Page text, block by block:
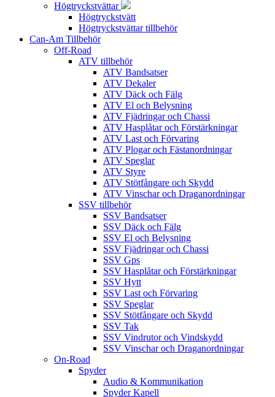
Högtryckstvättar
Högtryckstvätt
Högtryckstvättar tillbehör
Can-Am Tillbehör
Off-Road
ATV tillbehör
ATV Bandsatser
ATV Dekaler
ATV Däck och Fälg
ATV El och Belysning
ATV Fjädringar och Chassi
ATV Hasplåtar och Förstärkningar
ATV Last och Förvaring
ATV Plogar och Fästanordningar
ATV Speglar
ATV Styre
ATV Stötfångare och Skydd
ATV Vinschar och Draganordningar
SSV tillbehör
SSV Bandsatser
SSV Däck och Fälg
SSV El och Belysning
SSV Fjädringar och Chassi
SSV Gps
SSV Hasplåtar och Förstärkningar
SSV Hytt
SSV Last och Förvaring
SSV Speglar
SSV Stötfångare och Skydd
SSV Tak
SSV Vindrutor och Vindskydd
SSV Vinschar och Draganordningar
On-Road
Spyder
Audio & Kommunikation
Spyder Kapell